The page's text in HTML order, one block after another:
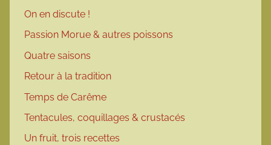
On en discute !
Passion Morue & autres poissons
Quatre saisons
Retour à la tradition
Temps de Carême
Tentacules, coquillages & crustacés
Un fruit, trois recettes